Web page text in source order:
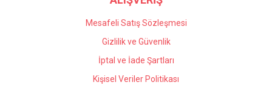
Mesafeli Satış Sözleşmesi
Gizlilik ve Güvenlik
İptal ve İade Şartları
Kişisel Veriler Politikası